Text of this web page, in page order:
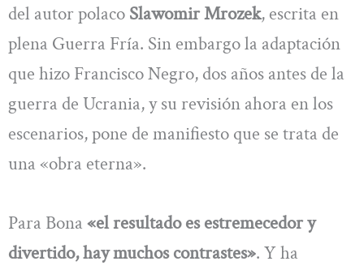
del autor polaco Slawomir Mrozek, escrita en
plena Guerra Fría. Sin embargo la adaptación
que hizo Francisco Negro, dos años antes de la
guerra de Ucrania, y su revisión ahora en los
escenarios, pone de manifiesto que se trata de
una «obra eterna».
Para Bona «el resultado es estremecedor y
divertido, hay muchos contrastes». Y ha